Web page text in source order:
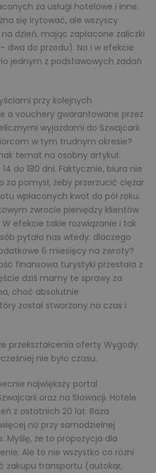
za usługi hotelowe i inne.
się irytować, ale wszyscy
dzień, mając zapłacone zaliczki
dwa do przodu). No i w efekcie
jednym z podstawowych zadań
przy kolejnych
a vouchery gwarantowane przez
wyjazdami do Szwajcarii.
w tym trudnym okresie?
temat na osobny artykuł.
do 180 dni. Faktycznie, biura nie
pomysł, żeby przerzucić ciężar
wpłaconych kwot do pół roku.
zwrocie pieniędzy klientów
efekcie takie rozwiązanie i tak
pytała nas wtedy: dlaczego
6 miesięcy na zwroty?
finansowa turystyki przestała z
dziś mamy te sprawy za
choć absolutnie
został stworzony na czas i
przekształcenia oferty Wygody.
nie było czasu.
największy portal
oraz na Słowacji. Hotele
z ostatnich 20 lat. Baza
niż przy samodzielnej
Myślę, że to propozycja dla
Ale to nie wszystko co różni
zakupu transportu (autokar,